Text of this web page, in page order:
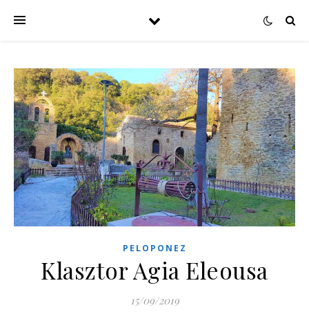
PELOPONEZ
Klasztor Agia Eleousa
15/09/2019